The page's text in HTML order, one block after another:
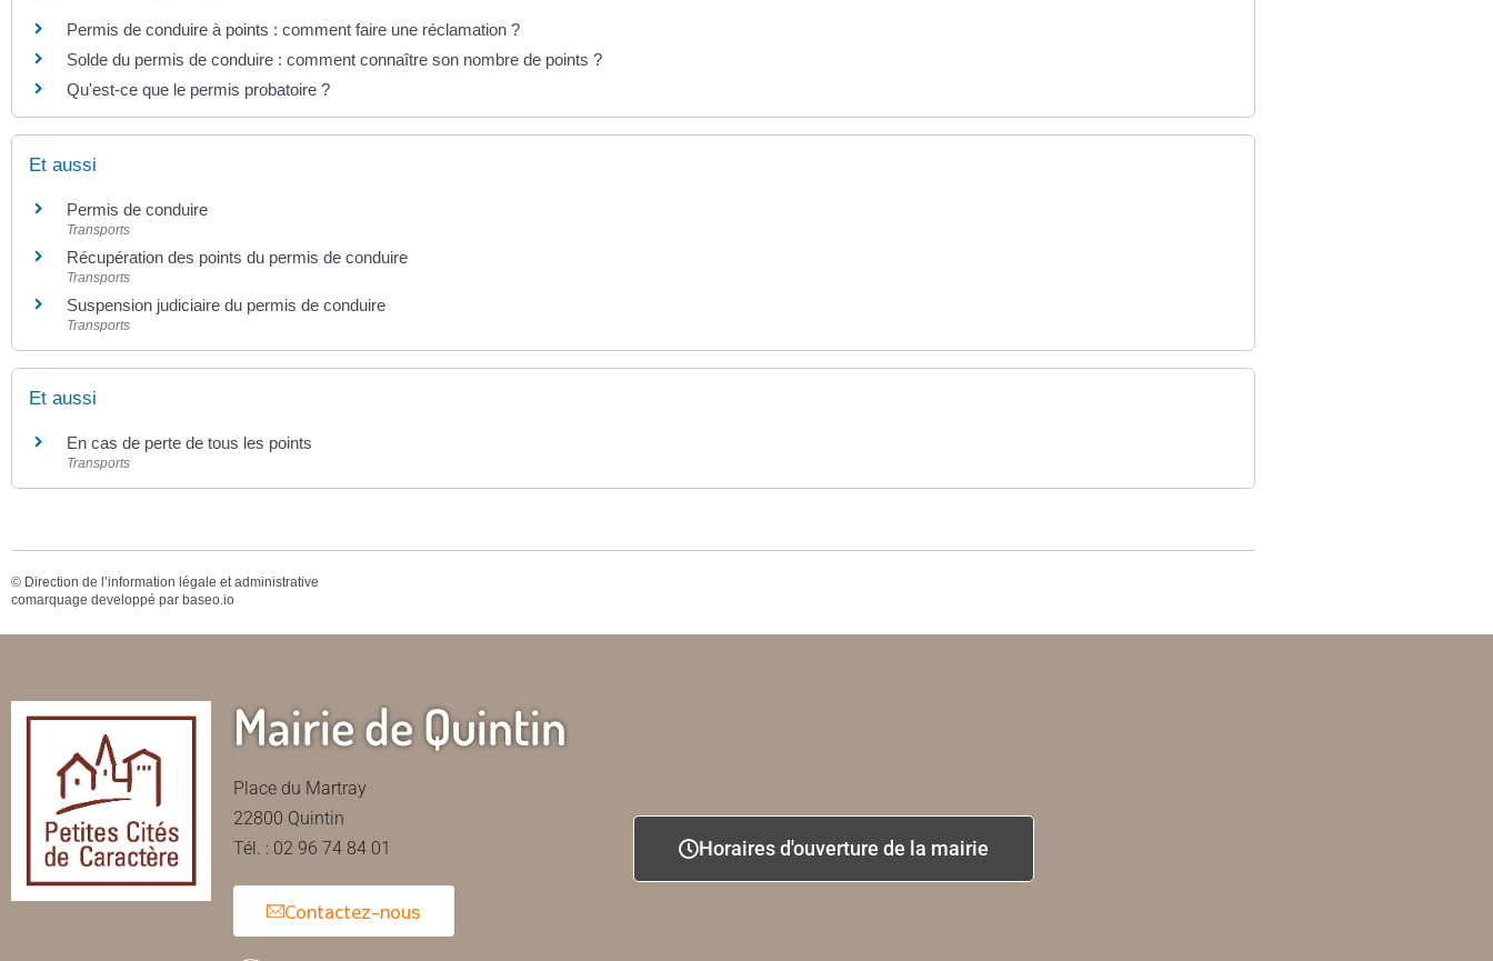
Permis de conduire à points : comment faire une réclamation ?
Solde du permis de conduire : comment connaître son nombre de points ?
Qu'est-ce que le permis probatoire ?
Et aussi
Permis de conduire
Transports
Récupération des points du permis de conduire
Transports
Suspension judiciaire du permis de conduire
Transports
Et aussi
En cas de perte de tous les points
Transports
© Direction de l’information légale et administrative
comarquage developpé par baseo.io
Mairie de Quintin
Place du Martray
22800 Quintin
Tél. : 02 96 74 84 01
Contactez-nous
Horaires d'ouverture de la mairie